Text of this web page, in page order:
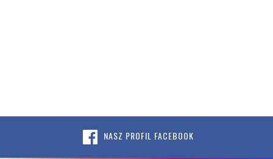
NASZ PROFIL FACEBOOK